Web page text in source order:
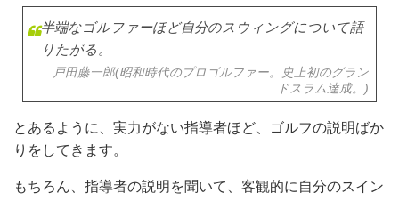
半端なゴルファーほど自分のスウィングについて語
りたがる。
戸田藤一郎(昭和時代のプロゴルファー。史上初のグラン
ドスラム達成。)
とあるように、実力がない指導者ほど、ゴルフの説明ばか
りをしてきます。
もちろん、指導者の説明を聞いて、客観的に自分のスイン